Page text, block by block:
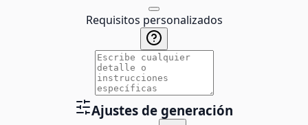
Requisitos personalizados
Ajustes de generación